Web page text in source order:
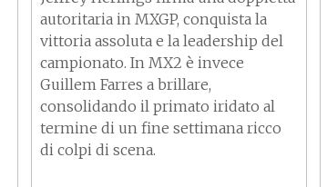
autoritaria in MXGP, conquista la
vittoria assoluta e la leadership del
campionato. In MX2 è invece
Guillem Farres a brillare,
consolidando il primato iridato al
termine di un fine settimana ricco
di colpi di scena.
MotoGP - Marc Marquez: